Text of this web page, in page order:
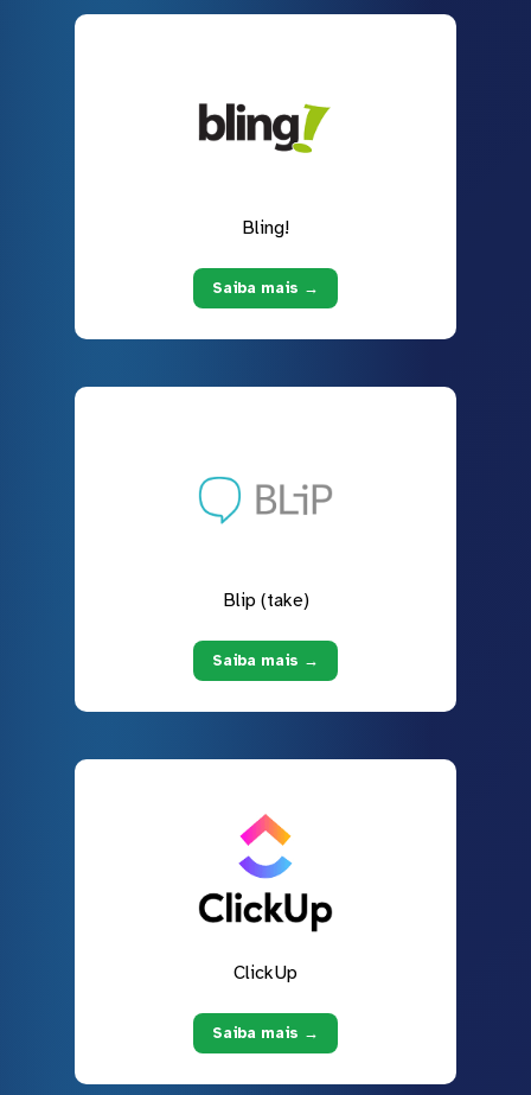
Bling!
Saiba mais →
Blip (take)
Saiba mais →
ClickUp
Saiba mais →